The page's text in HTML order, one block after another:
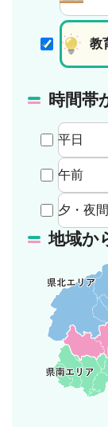
教
時間帯
平日
午前
夕・夜間
地域か